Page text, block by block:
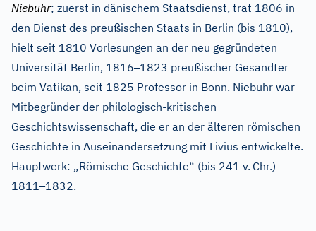
Niebuhr; zuerst in dänischem Staatsdienst, trat 1806 in
den Dienst des preußischen Staats in Berlin (bis 1810),
hielt seit 1810 Vorlesungen an der neu gegründeten
Universität Berlin, 1816–1823 preußischer Gesandter
beim Vatikan, seit 1825 Professor in Bonn. Niebuhr war
Mitbegründer der philologisch-kritischen
Geschichtswissenschaft, die er an der älteren römischen
Geschichte in Auseinandersetzung mit Livius entwickelte.
Hauptwerk: „Römische Geschichte“ (bis 241 v. Chr.)
1811–1832.